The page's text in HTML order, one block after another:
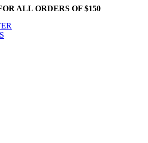
ALL ORDERS OF $150